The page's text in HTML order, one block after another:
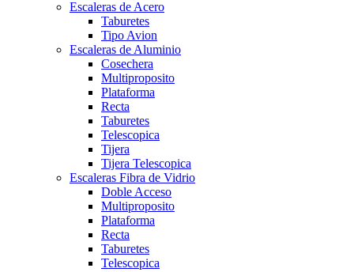
Escaleras de Acero
Taburetes
Tipo Avion
Escaleras de Aluminio
Cosechera
Multiproposito
Plataforma
Recta
Taburetes
Telescopica
Tijera
Tijera Telescopica
Escaleras Fibra de Vidrio
Doble Acceso
Multiproposito
Plataforma
Recta
Taburetes
Telescopica